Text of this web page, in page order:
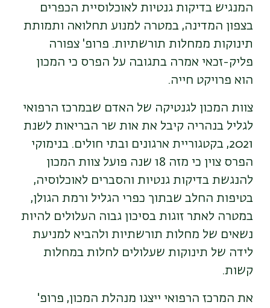
המנגיש בדיקות גנטיות לאוכלוסיית הכפרים
בצפון המדינה, במטרה למנוע תחלואה ותמותת
תינוקות ממחלות תורשתיות. פרופ' צפורה
פליק-זכאי אמרה בתגובה על הפרס כי המכון
הוא פרויקט חייה.
צוות המכון לגנטיקה של האדם שבמרכז הרפואי
לגליל בנהריה קיבל את אות שר הבריאות לשנת
2021, בקטגוריית ארגונים ובתי חולים. בנימוקי
הפרס צוין כי מזה 18 שנה פועל צוות המכון
להנגשת בדיקות גנטיות והסברים לאוכלוסיה,
בטיפות החלב שבתוך כפרי הגליל ורמת הגולן,
במטרה לאתר זוגות בסיכון גבוה העלולים להיות
נשאים של מחלות תורשתיות ולהביא למניעת
לידה של תינוקות שעלולים לחלות במחלות
קשות.
את המרכז הרפואי ייצגו מנהלת המכון, פרופ'